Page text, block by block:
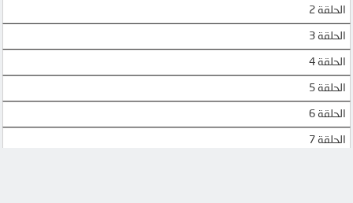
الحلقة 2
الحلقة 3
الحلقة 4
الحلقة 5
الحلقة 6
الحلقة 7